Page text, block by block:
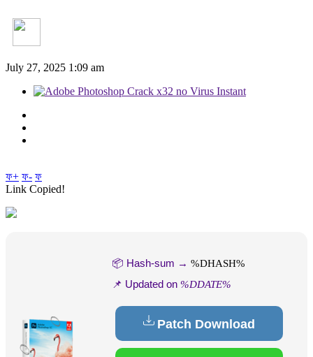
July 27, 2025 1:09 am
ফ+ ফ- ফ
Link Copied!
📦 Hash-sum → %DHASH%
📌 Updated on %DDATE%
Patch Download